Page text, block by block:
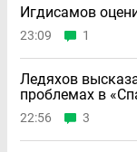
Игдисамов
23:09 1
Ледяхов
проблемах в
22:56 3